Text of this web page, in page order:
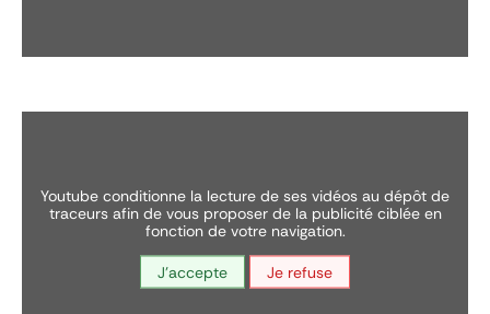
youtube conditionne la lecture de ses vidéos au dépôt de
traceurs afin de vous proposer de la publicité ciblée en
fonction de votre navigation.
J'accepte Je refuse